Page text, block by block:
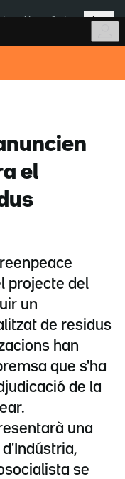
Més
el
projecte del
un
de residus
han
que s'ha
de la
una
se